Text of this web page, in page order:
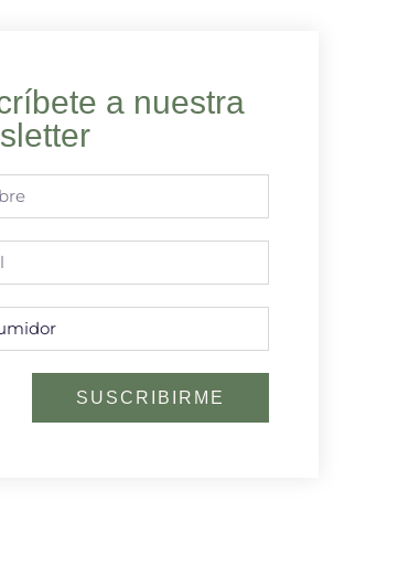
a nuestra
SUSCRIBIRME